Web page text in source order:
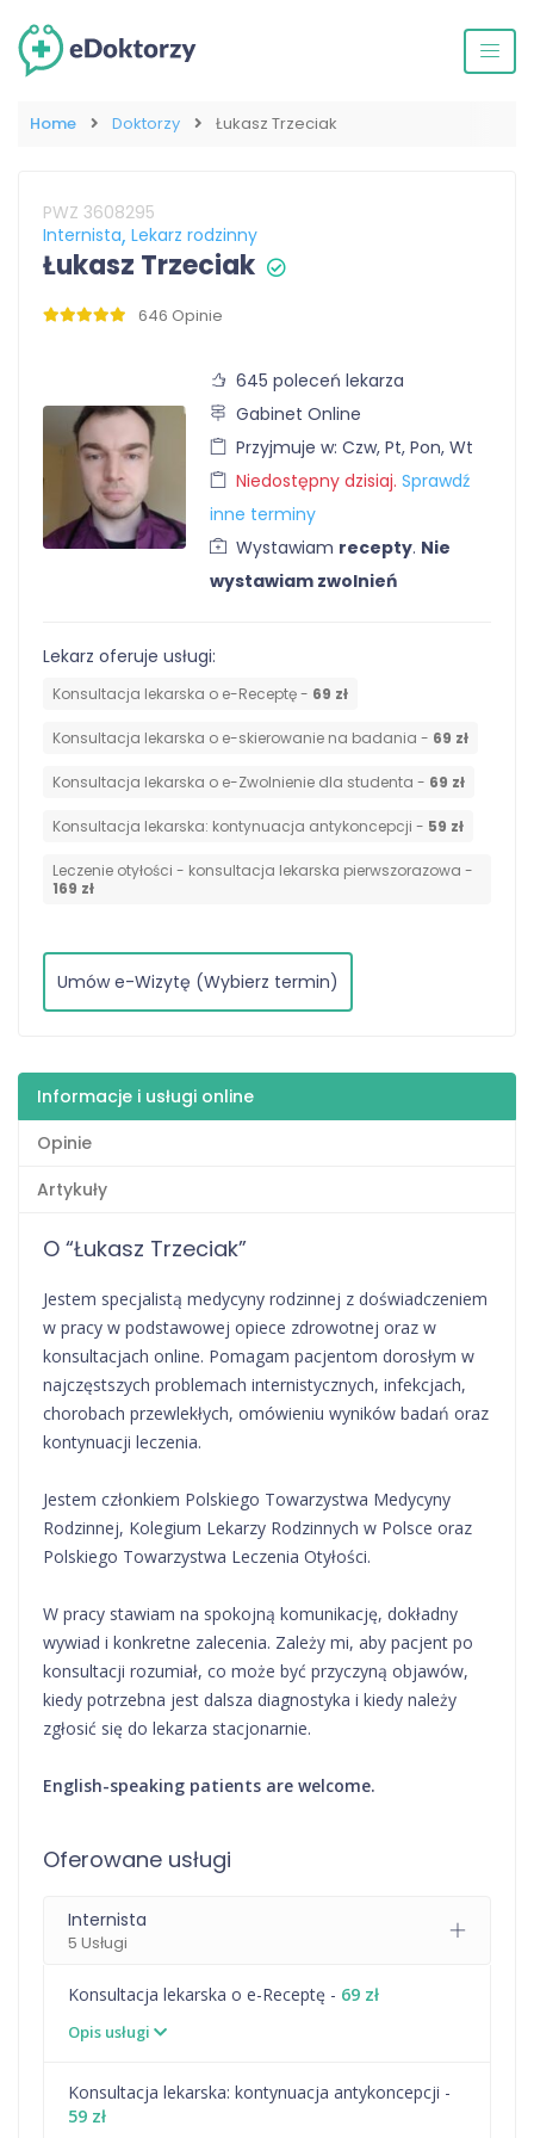
Home Doktorzy Łukasz Trzeciak
PWZ 3608295
Internista Lekarz rodzinny
Łukasz Trzeciak
646 Opinie
645 poleceń lekarza
Gabinet Online
Przyjmuje w: Czw, Pt, Pon, Wt
Niedostępny dzisiaj. Sprawdź
inne terminy
Wystawiam recepty. Nie
wystawiam zwolnień
Lekarz oferuje usługi:
Konsultacja lekarska o e-Receptę - 69 zł
Konsultacja lekarska o e-skierowanie na badania - 69 zł
Konsultacja lekarska o e-Zwolnienie dla studenta - 69 zł
⁠Konsultacja lekarska: kontynuacja antykoncepcji - 59 zł
Leczenie otyłości - konsultacja lekarska pierwszorazowa -
169 zł
Umów e-Wizytę (Wybierz termin)
Informacje i usługi online
Opinie
Artykuły
O “Łukasz Trzeciak”
Jestem specjalistą medycyny rodzinnej z doświadczeniem
w pracy w podstawowej opiece zdrowotnej oraz w
konsultacjach online. Pomagam pacjentom dorosłym w
najczęstszych problemach internistycznych, infekcjach,
chorobach przewlekłych, omówieniu wyników badań oraz
kontynuacji leczenia.
Jestem członkiem Polskiego Towarzystwa Medycyny
Rodzinnej, Kolegium Lekarzy Rodzinnych w Polsce oraz
Polskiego Towarzystwa Leczenia Otyłości.
W pracy stawiam na spokojną komunikację, dokładny
wywiad i konkretne zalecenia. Zależy mi, aby pacjent po
konsultacji rozumiał, co może być przyczyną objawów,
kiedy potrzebna jest dalsza diagnostyka i kiedy należy
zgłosić się do lekarza stacjonarnie.
English-speaking patients are welcome.
Oferowane usługi
Internista
5 Usługi
Konsultacja lekarska o e-Receptę - 69 zł
Opis usługi
⁠Konsultacja lekarska: kontynuacja antykoncepcji -
59 zł